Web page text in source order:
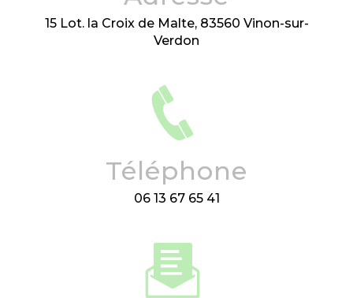
15 Lot. la Croix de Malte, 83560 Vinon-sur-
Verdon
Téléphone
06 13 67 65 41